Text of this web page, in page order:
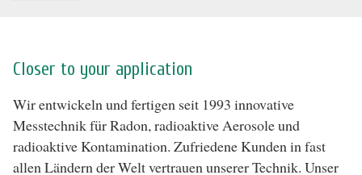
Closer to your application
Wir entwickeln und fertigen seit 1993 innovative
Messtechnik für Radon, radioaktive Aerosole und
radioaktive Kontamination. Zufriedene Kunden in fast
allen Ländern der Welt vertrauen unserer Technik. Unser